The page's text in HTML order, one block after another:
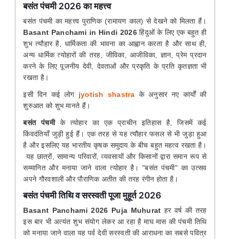
बसंत पंचमी 2026 का महत्त्व
बसंत पंचमी का महत्त्व पुराणिक (रामायण काल) से देखने को मिलता हैं।
Basant Panchami in Hindi 2026हिंदुओं के लिए एक बहुत ही
शुभ त्यौहार है, धार्मिकता की भावना का आह्वान करता है और साथ ही,
अन्य धार्मिक त्योहारों की तरह, जीविका, आजीविका, ज्ञान, प्रेम प्रदान
करने के लिए पूजनीय देवी, देवताओं और प्रकृति के प्रति कृतज्ञता भी
रखता है।
इसी दिन कई लोग jyotish shastra के अनुसार नए कार्यों की
शुरुआत को शुभ मानते हैं।
बसंत पंचमीके त्योहार का एक प्राचीन इतिहास है, जिसमें कई
किंवदंतियाँ जुड़ी हुई हैं। एक तरह से यह त्यौहार फसल से भी जुड़ा हुआ
है और इसलिए यह भारतीय कृषक समुदाय के बीच बहुत महत्व रखता है।
यह छात्रों, सामान्य परिवारों, व्यवसायों और किसानों द्वारा समान रूप से
सम्मानित और मनाया जाने वाला त्योहार है। "बसंत पंचमी" का उत्सव
अपने गौरवशाली और पौराणिक अतीत की तरह रंगीन होता है।
बसंत पंचमी तिथि व सरस्वती पूजा मुहूर्त 2026
Basant Panchami 2026 Puja Muhurat हर वर्ष की तरह
इस बार भी अत्यंत शुभ संयोग लेकर आ रहा है माघ मास की पंचमी तिथि
को मनाया जाने वाला यह पर्व देवी सरस्वती की आराधना का सबसे पवित्र